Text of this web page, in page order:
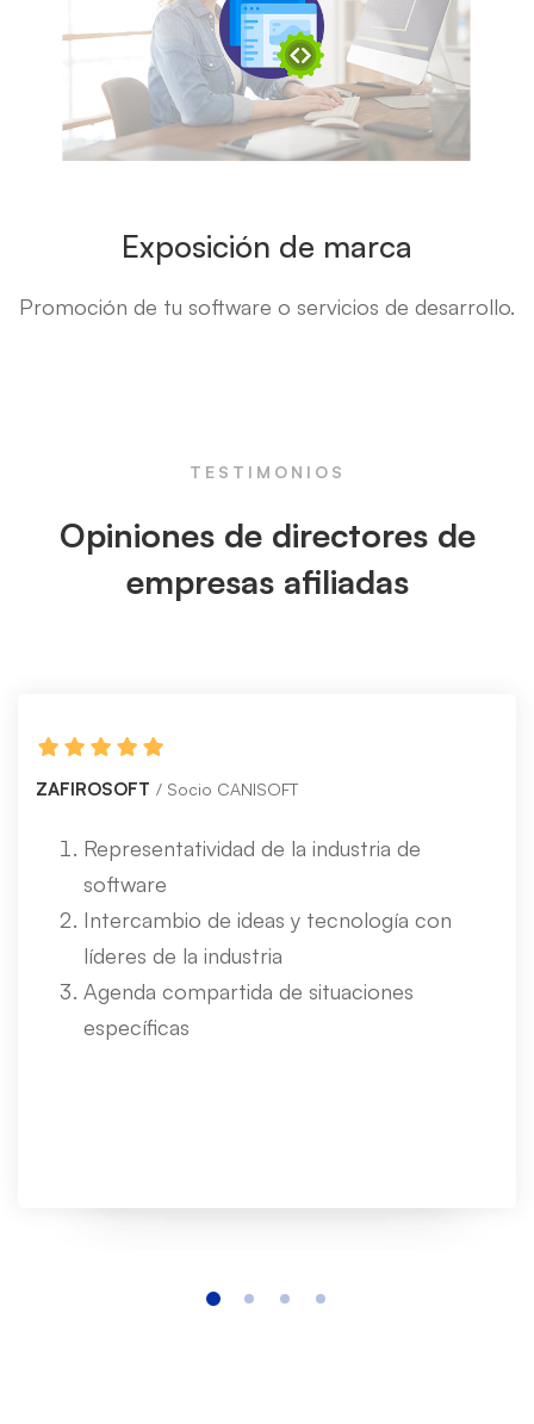
Exposición de marca
Promoción de tu software o servicios de desarrollo.
TESTIMONIOS
Opiniones de directores de
empresas afiliadas
ZAFIROSOFT Socio CANISOFT
Representatividad de la industria de
software
Intercambio de ideas y tecnología con
líderes de la industria
Agenda compartida de situaciones
específicas